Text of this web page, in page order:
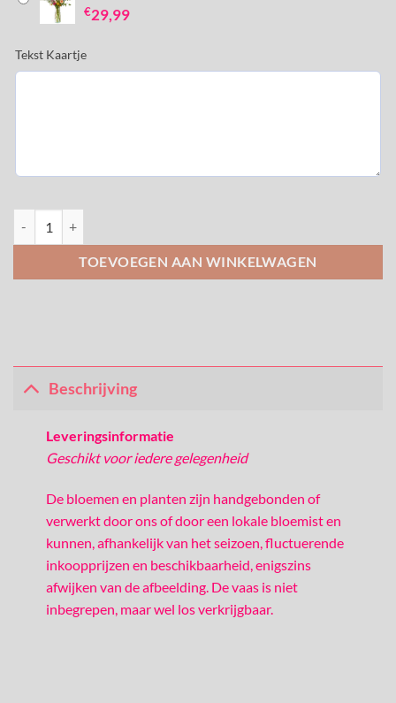
€29,99
Tekst Kaartje
TOEVOEGEN AAN WINKELWAGEN
Beschrijving
Leveringsinformatie
Geschikt voor iedere gelegenheid
De bloemen en planten zijn handgebonden of
verwerkt door ons of door een lokale bloemist en
kunnen, afhankelijk van het seizoen, fluctuerende
inkoopprijzen en beschikbaarheid, enigszins
afwijken van de afbeelding. De vaas is niet
inbegrepen, maar wel los verkrijgbaar.